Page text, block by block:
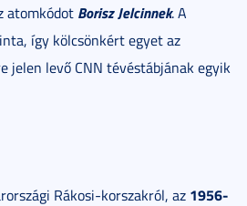
atomkódot Borisz Jelcinnek. A
így kölcsönkért egyet az
jelen levő CNN tévéstábjának egyik
Rákosi-korszakról, az 1956-